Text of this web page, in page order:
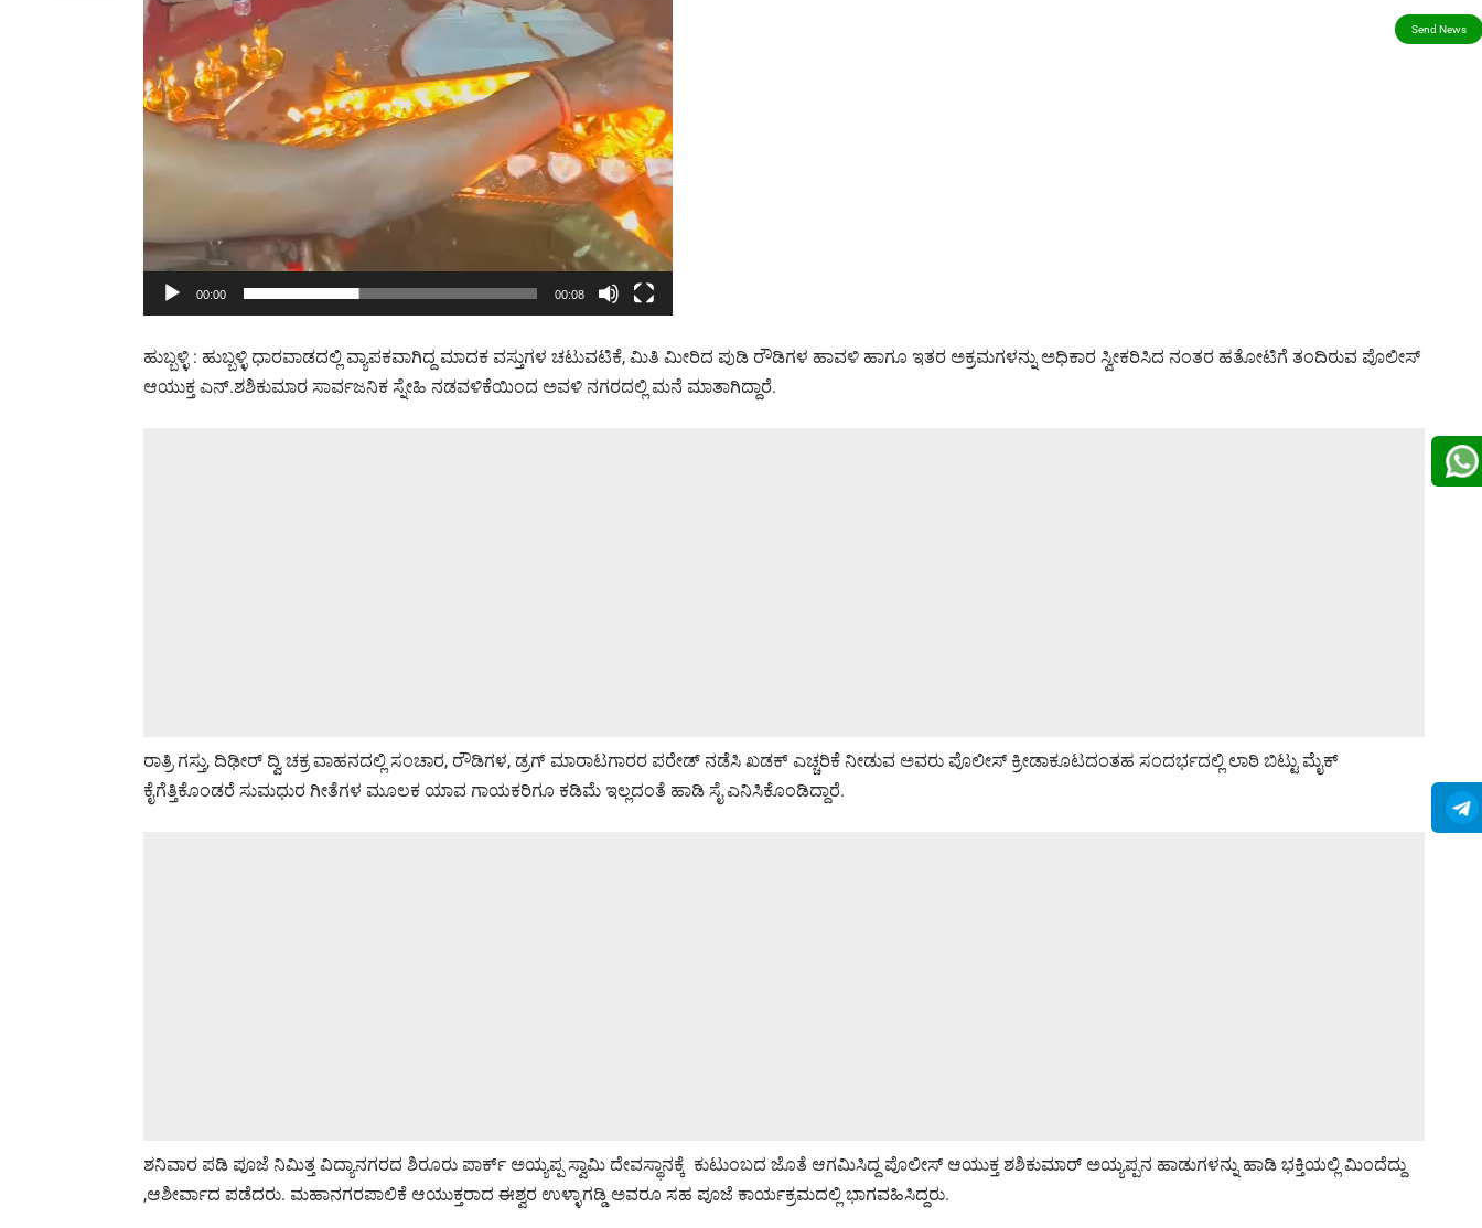
00:00 00:08
ಹುಬ್ಬಳ್ಳಿ : ಹುಬ್ಬಳ್ಳಿ ಧಾರವಾಡದಲ್ಲಿ ವ್ಯಾಪಕವಾಗಿದ್ದ ಮಾದಕ ವಸ್ತುಗಳ ಚಟುವಟಿಕೆ, ಮಿತಿ ಮೀರಿದ ಪುಡಿ ರೌಡಿಗಳ ಹಾವಳಿ ಹಾಗೂ ಇತರ ಅಕ್ರಮಗಳನ್ನು ಅಧಿಕಾರ ಸ್ವೀಕರಿಸಿದ ನಂತರ ಹತೋಟಿಗೆ ತಂದಿರುವ ಪೊಲೀಸ್
ಆಯುಕ್ತ ಎನ್.ಶಶಿಕುಮಾರ ಸಾರ್ವಜನಿಕ ಸ್ನೇಹಿ ನಡವಳಿಕೆಯಿಂದ ಅವಳಿ ನಗರದಲ್ಲಿ ಮನೆ ಮಾತಾಗಿದ್ದಾರೆ.
ರಾತ್ರಿ ಗಸ್ತು, ದಿಢೀರ್ ದ್ವಿ ಚಕ್ರ ವಾಹನದಲ್ಲಿ ಸಂಚಾರ, ರೌಡಿಗಳ, ಡ್ರಗ್ ಮಾರಾಟಗಾರರ ಪರೇಡ್ ನಡೆಸಿ ಖಡಕ್ ಎಚ್ಚರಿಕೆ ನೀಡುವ ಅವರು ಪೊಲೀಸ್ ಕ್ರೀಡಾಕೂಟದಂತಹ ಸಂದರ್ಭದಲ್ಲಿ ಲಾಠಿ ಬಿಟ್ಟು ಮೈಕ್
ಕೈಗೆತ್ತಿಕೊಂಡರೆ ಸುಮಧುರ ಗೀತೆಗಳ ಮೂಲಕ ಯಾವ ಗಾಯಕರಿಗೂ ಕಡಿಮೆ ಇಲ್ಲದಂತೆ ಹಾಡಿ ಸೈ ಎನಿಸಿಕೊಂಡಿದ್ದಾರೆ.
ಶನಿವಾರ ಪಡಿ ಪೂಜೆ ನಿಮಿತ್ತ ವಿದ್ಯಾನಗರದ ಶಿರೂರು ಪಾರ್ಕ್ ಅಯ್ಯಪ್ಪ ಸ್ವಾಮಿ ದೇವಸ್ಥಾನಕ್ಕೆ ಕುಟುಂಬದ ಜೊತೆ ಆಗಮಿಸಿದ್ದ ಪೊಲೀಸ್ ಆಯುಕ್ತ ಶಶಿಕುಮಾರ್ ಅಯ್ಯಪ್ಪನ ಹಾಡುಗಳನ್ನು ಹಾಡಿ ಭಕ್ತಿಯಲ್ಲಿ ಮಿಂದೆದ್ದು
,ಆಶೀರ್ವಾದ ಪಡೆದರು. ಮಹಾನಗರಪಾಲಿಕೆ ಆಯುಕ್ತರಾದ ಈಶ್ವರ ಉಳ್ಳಾಗಡ್ಡಿ ಅವರೂ ಸಹ ಪೂಜೆ ಕಾರ್ಯಕ್ರಮದಲ್ಲಿ ಭಾಗವಹಿಸಿದ್ದರು.